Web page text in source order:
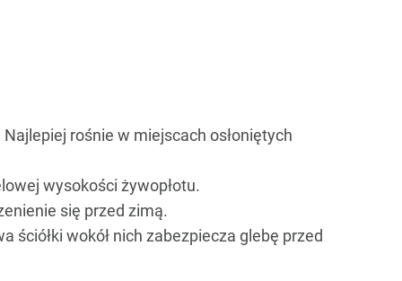
rośnie w miejscach osłoniętych
wysokości żywopłotu.
się przed zimą.
ściółki wokół nich zabezpiecza glebę przed